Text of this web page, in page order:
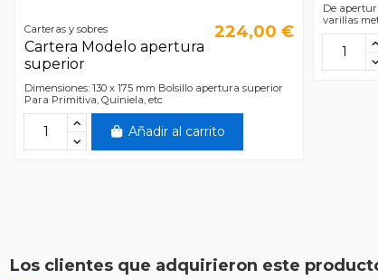
Carteras y sobres
Cartera Modelo apertura
superior
224,00 €
Dimensiones: 130 x 175 mm Bolsillo apertura superior
Para Primitiva, Quiniela, etc
Añadir al carrito
De
varillas
Los clientes que adquirieron este